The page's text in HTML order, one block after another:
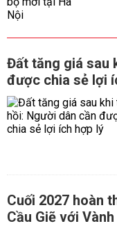
Đất tăng giá sau
được chia sẻ lợi
Cuối 2027 hoàn
Cầu Giẽ với